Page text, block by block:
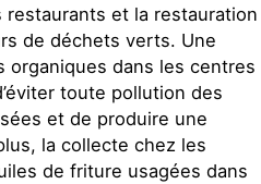
et la restauration
de déchets verts. Une
organiques dans les centres
toute pollution des
et de produire une
la collecte chez les
de friture usagées dans